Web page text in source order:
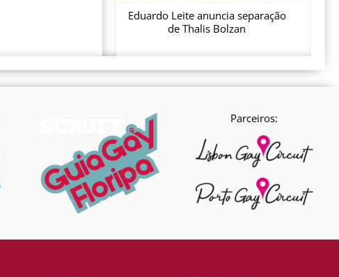
Eduardo Leite anuncia separação
de Thalis Bolzan
Parceiros: